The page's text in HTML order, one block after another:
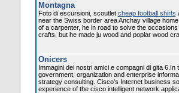
Montagna
Foto di escursioni, scoutlet cheap football shirts
near the Swiss border area Anchay village
of a carpenter, he in road to solve the
crafts, but he made ju wood and poplar wood
Onicers
Immagini dei nostri amici e compagni di gita
government, organization and enterprise
strategy consulting. Cisco's Internet business
experience of the cisco intelligent network